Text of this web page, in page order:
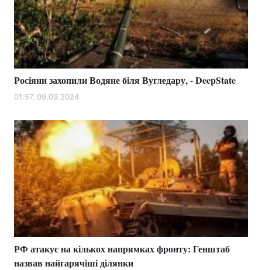
Тема оформлення
Росіяни захопили Водяне біля Вугледару, - DeepState
01:57, 09.09.2024
РФ атакує на кількох напрямках фронту: Генштаб
назвав найгарячіші ділянки